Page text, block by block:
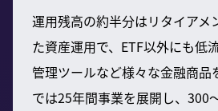
運用残高の約半分はリタイアメ
た資産運用で、ETF以外にも低
管理ツールなど様々な金融商品
では25年間事業を展開し、300